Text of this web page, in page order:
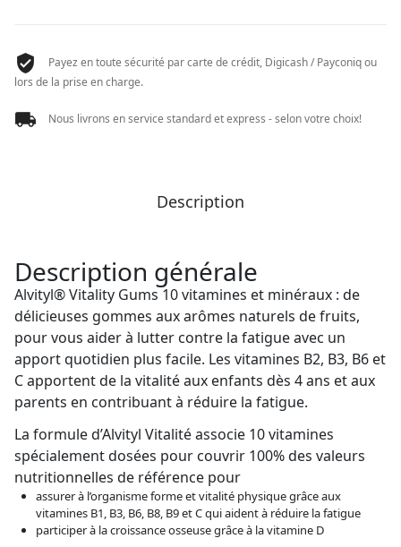
Payez en toute sécurité par carte de crédit, Digicash / Payconiq ou
lors de la prise en charge.
Nous livrons en service standard et express - selon votre choix!
Description
Description générale
Alvityl® Vitality Gums 10 vitamines et minéraux : de
délicieuses gommes aux arômes naturels de fruits,
pour vous aider à lutter contre la fatigue avec un
apport quotidien plus facile. Les vitamines B2, B3, B6 et
C apportent de la vitalité aux enfants dès 4 ans et aux
parents en contribuant à réduire la fatigue.
La formule d’Alvityl Vitalité associe 10 vitamines
spécialement dosées pour couvrir 100% des valeurs
nutritionnelles de référence pour
assurer à l’organisme forme et vitalité physique grâce aux
vitamines B1, B3, B6, B8, B9 et C qui aident à réduire la fatigue
participer à la croissance osseuse grâce à la vitamine D